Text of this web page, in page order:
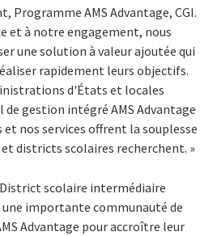
Programme AMS Advantage, CGI.
et à notre engagement, nous
une solution à valeur ajoutée qui
rapidement leurs objectifs.
d'États et locales
gestion intégré AMS Advantage
et nos services offrent la souplesse
districts scolaires recherchent. »
scolaire intermédiaire
importante communauté de
Advantage pour accroître leur